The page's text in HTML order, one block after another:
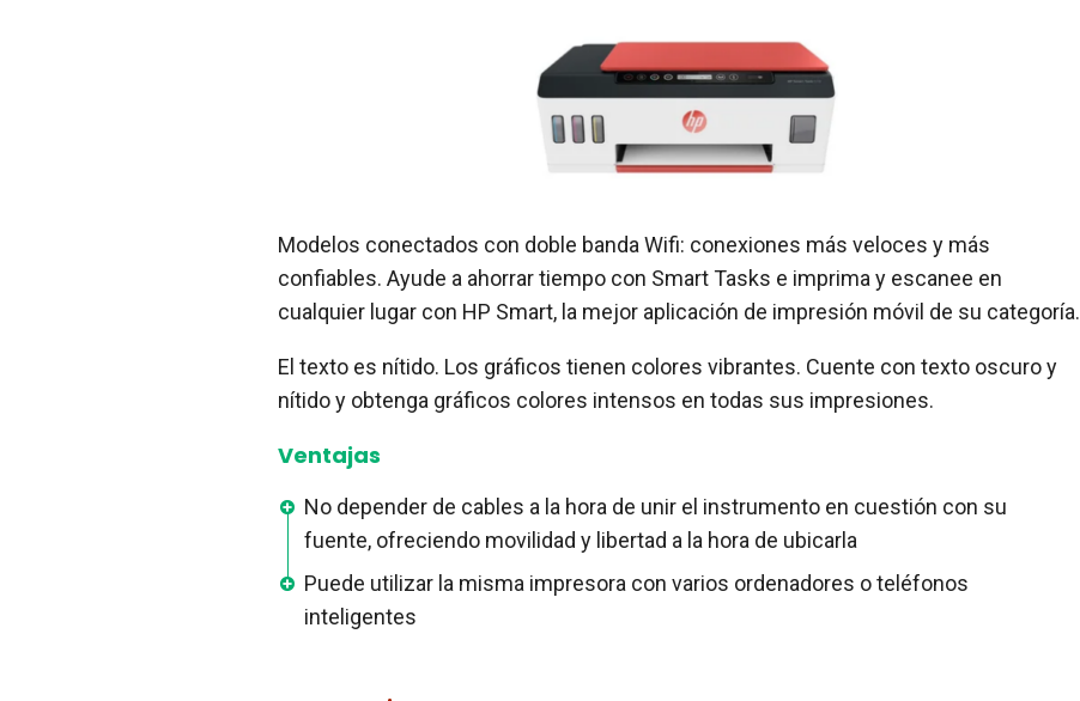
Modelos conectados con doble banda Wifi: conexiones más veloces y más
confiables. Ayude a ahorrar tiempo con Smart Tasks e imprima y escanee en
cualquier lugar con HP Smart, la mejor aplicación de impresión móvil de su categoría.
El texto es nítido. Los gráficos tienen colores vibrantes. Cuente con texto oscuro y
nítido y obtenga gráficos colores intensos en todas sus impresiones.
Ventajas
No depender de cables a la hora de unir el instrumento en cuestión con su
fuente, ofreciendo movilidad y libertad a la hora de ubicarla
Puede utilizar la misma impresora con varios ordenadores o teléfonos
inteligentes